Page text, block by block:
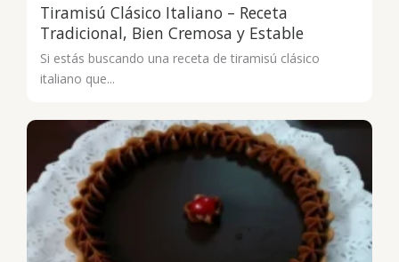
Tiramisú Clásico Italiano – Receta
Tradicional, Bien Cremosa y Estable
Si estás buscando una receta de tiramisú clásico
italiano que...